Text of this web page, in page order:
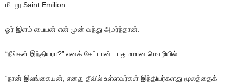
மிடறு Saint Emilion.
ஓர் இளம் பையன் என் முன் வந்து அமர்ந்தான்.
“நீங்கள் இந்தியரா?” எனக் கேட்டான் பதுமமான மொழியில்.
“நான் இலங்கையன், எனது தீவில் உள்ளவர்கள் இந்தியர்களது மூலத்தைக்